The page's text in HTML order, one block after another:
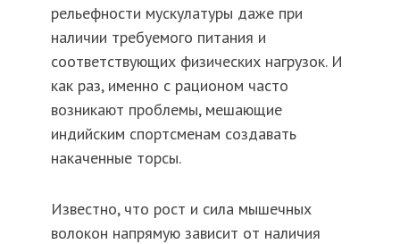
рельефности мускулатуры даже при
наличии требуемого питания и
соответствующих физических нагрузок. И
как раз, именно с рационом часто
возникают проблемы, мешающие
индийским спортсменам создавать
накаченные торсы.
Известно, что рост и сила мышечных
волокон напрямую зависит от наличия